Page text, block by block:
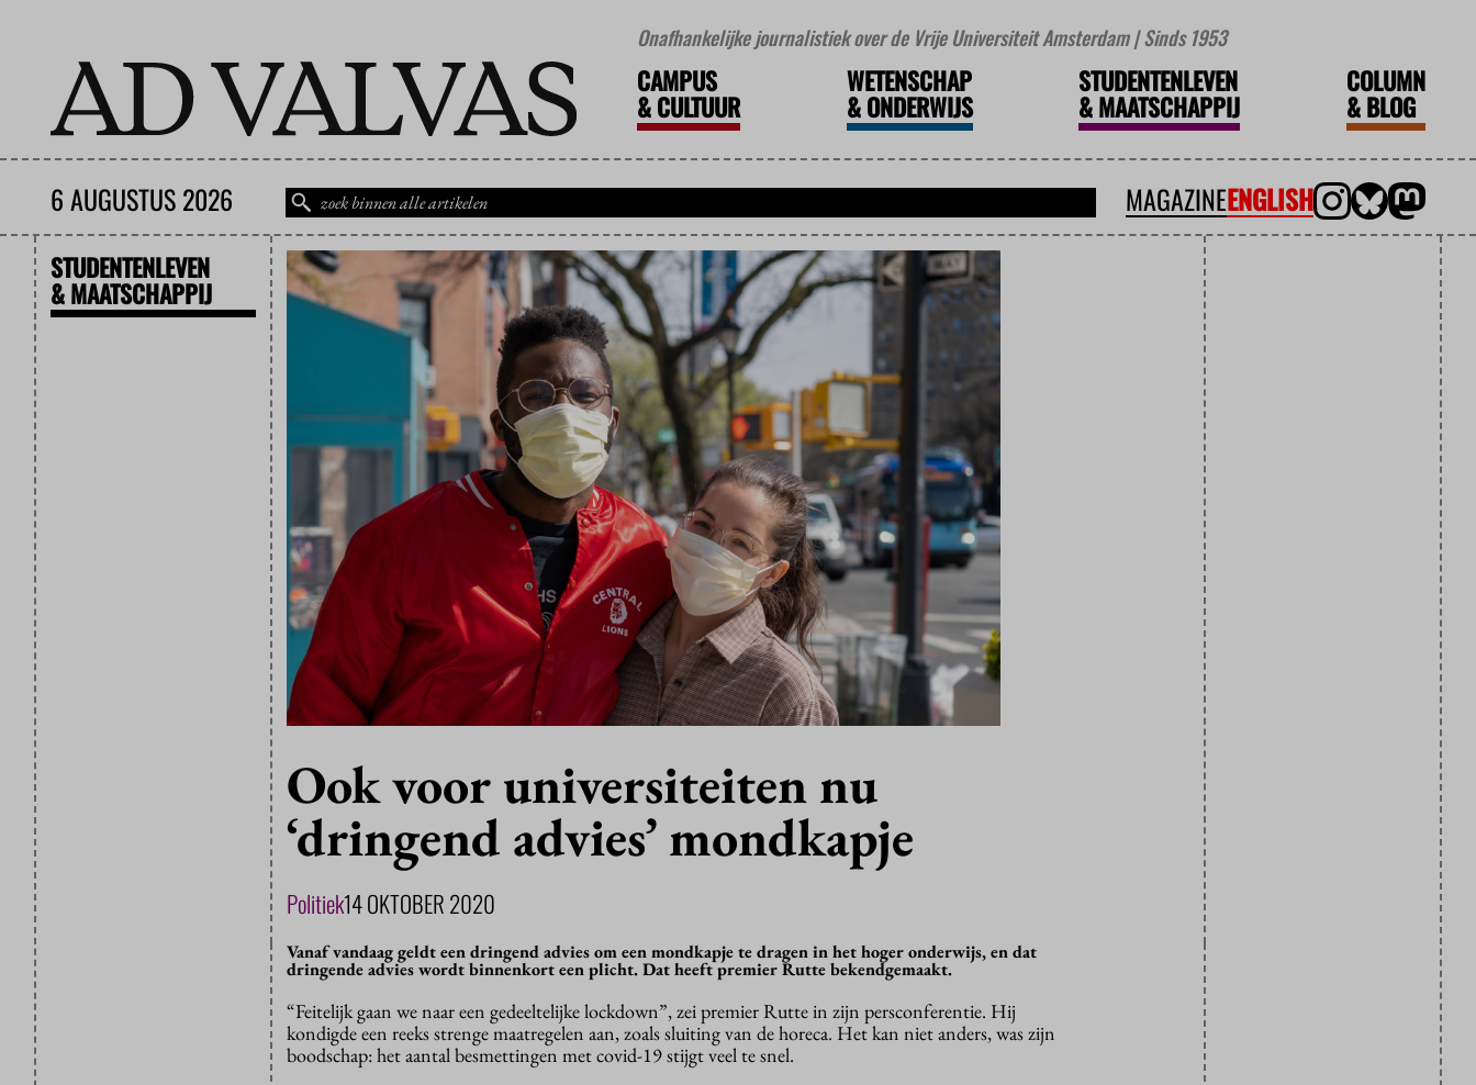
Onafhankelijke journalistiek over de Vrije Universiteit Amsterdam | Sinds 1953
CAMPUS
&CULTUUR
WETENSCHAP
&ONDERWIJS
STUDENTENLEVEN
&MAATSCHAPPIJ
COLUMN
&BLOG
6 AUGUSTUS 2026 MAGAZINEENGLISH
STUDENTENLEVEN
& MAATSCHAPPIJ
Ook voor universiteiten nu
‘dringend advies’ mondkapje
Politiek14 OKTOBER 2020
Vanaf vandaag geldt een dringend advies om een mondkapje te dragen in het hoger onderwijs, en dat
dringende advies wordt binnenkort een plicht. Dat heeft premier Rutte bekendgemaakt.
“Feitelijk gaan we naar een gedeeltelijke lockdown”, zei premier Rutte in zijn persconferentie. Hij
kondigde een reeks strenge maatregelen aan, zoals sluiting van de horeca. Het kan niet anders, was zijn
boodschap: het aantal besmettingen met covid-19 stijgt veel te snel.